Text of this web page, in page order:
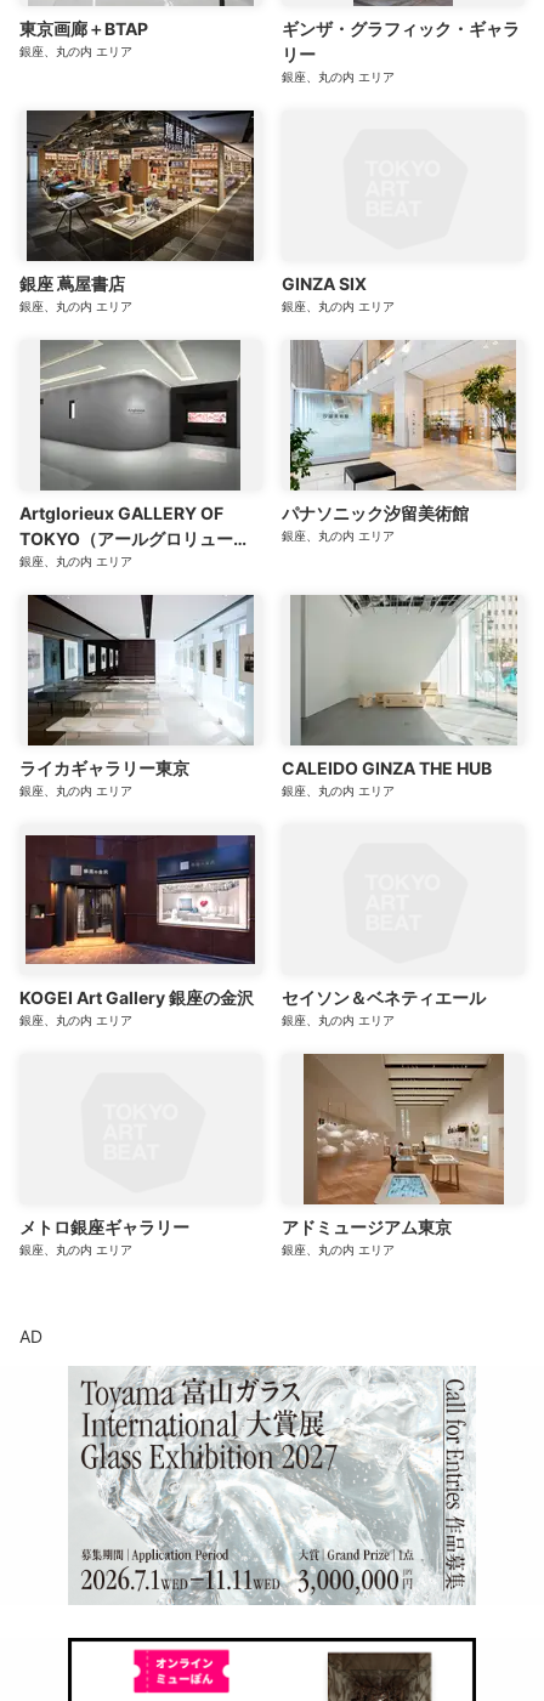
東京画廊＋BTAP
銀座、丸の内 エリア
ギンザ・グラフィック・ギャラ
リー
銀座、丸の内 エリア
銀座 蔦屋書店
銀座、丸の内 エリア
GINZA SIX
銀座、丸の内 エリア
Artglorieux GALLERY OF
TOKYO（アールグロリューギ
ャラリー・オブ・トーキョー）
銀座、丸の内 エリア
パナソニック汐留美術館
銀座、丸の内 エリア
ライカギャラリー東京
銀座、丸の内 エリア
CALEIDO GINZA THE HUB
銀座、丸の内 エリア
KOGEI Art Gallery 銀座の金沢
銀座、丸の内 エリア
セイソン＆ベネティエール
銀座、丸の内 エリア
メトロ銀座ギャラリー
銀座、丸の内 エリア
アドミュージアム東京
銀座、丸の内 エリア
AD